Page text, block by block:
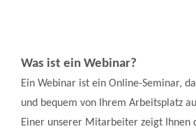
» 30 Minuten –
Eine Investition,
die sichlohnt. «
Was ist ein Webinar?
Ein Webinar ist ein Online-Seminar,
und bequem von Ihrem Arbeitsplatz
Einer unserer Mitarbeiter zeigt Ihnen